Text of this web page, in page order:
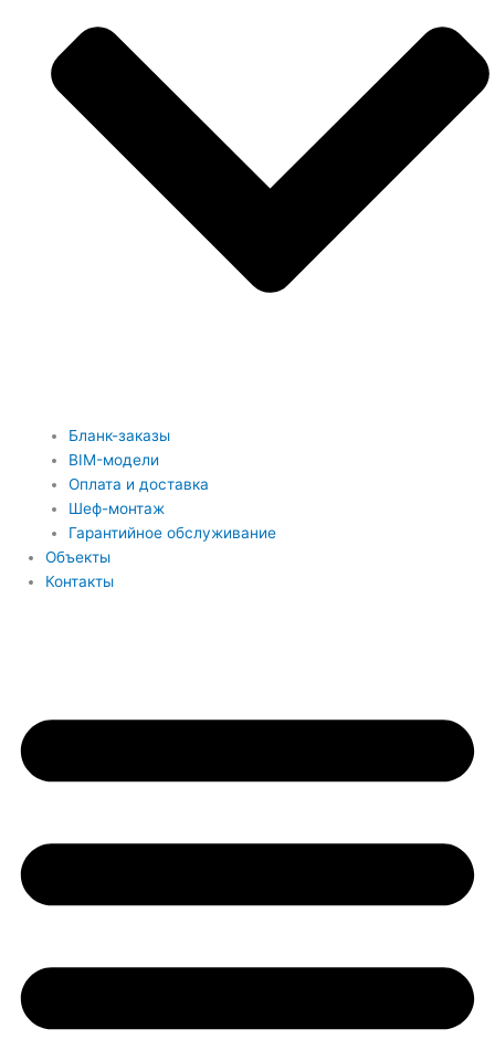
Бланк-заказы
BIM-модели
Оплата и доставка
Шеф-монтаж
Гарантийное обслуживание
Объекты
Контакты